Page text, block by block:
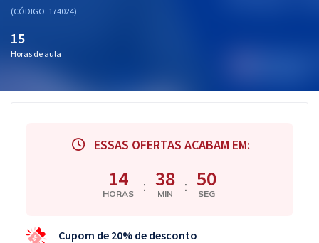
(CÓDIGO: 174024)
15
Horas de aula
ESSAS OFERTAS ACABAM EM:
14
HORAS : 38
MIN : 50
SEG
Cupom de 20% de desconto